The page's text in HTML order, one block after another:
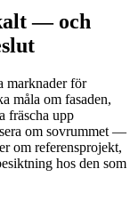
— och
marknader för
måla om fasaden,
fräscha upp
om sovrummet —
om referensprojekt,
hos den som